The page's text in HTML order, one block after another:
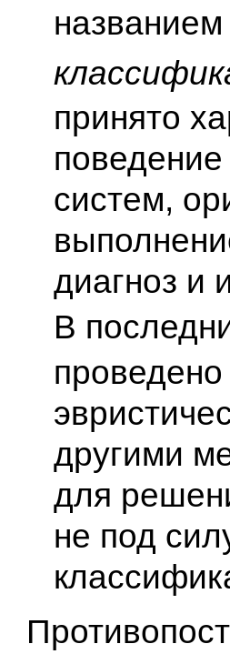
названием
принято
систем,
диагноз и
В
другими
для
не под